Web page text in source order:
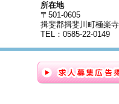
所在地
〒501-0605
揖斐郡揖斐川町極楽
TEL：0585-22-0149